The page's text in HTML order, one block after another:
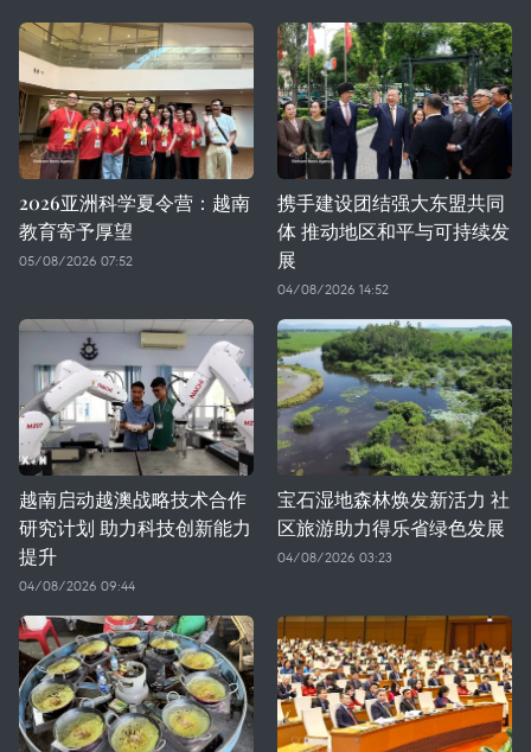
2026亚洲科学夏令营：越南
教育寄予厚望
05/08/2026 07:52
携手建设团结强大东盟共同
体 推动地区和平与可持续发
展
04/08/2026 14:52
越南启动越澳战略技术合作
研究计划 助力科技创新能力
提升
04/08/2026 09:44
宝石湿地森林焕发新活力 社
区旅游助力得乐省绿色发展
04/08/2026 03:23